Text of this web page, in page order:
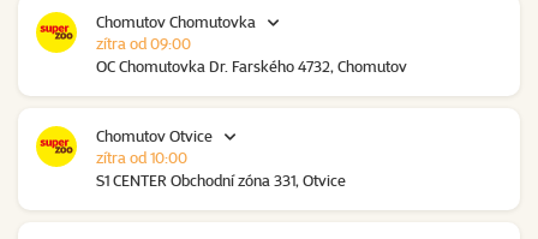
Chomutov Chomutovka
OC Chomutovka Dr. Farského 4732, Chomutov
zítra od 09:00
Chomutov Otvice
S1 CENTER Obchodní zóna 331, Otvice
zítra od 10:00